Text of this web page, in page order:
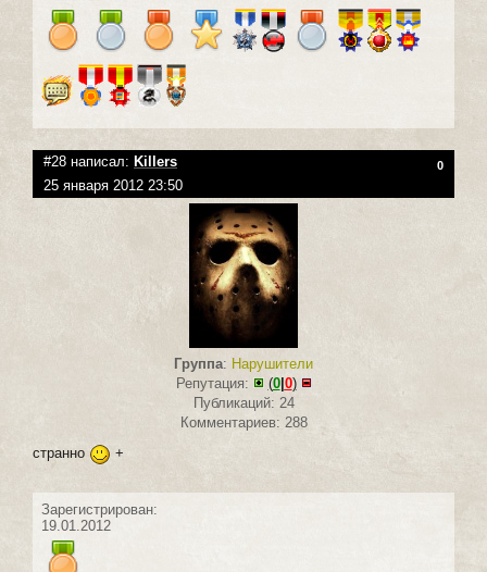
#28 написал: Killers 0
25 января 2012 23:50
Группа: Нарушители
Репутация:
(0| 0)
Публикаций: 24
Комментариев: 288
странно
+
Зарегистрирован:
19.01.2012